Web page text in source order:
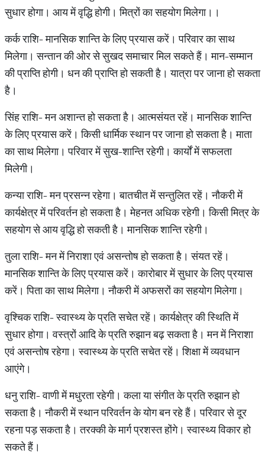
सुधार होगा। आय में वृद्धि होगी। मित्रों का सहयोग मिलेगा।।
कर्क राशि- मानसिक शान्ति‍ के लिए प्रयास करें। परिवार का साथ
मिलेगा। सन्तान की ओर से सुखद समाचार मिल सकते हैं। मान-सम्मान
की प्राप्ति‍ होगी। धन की प्राप्ति‍ हो सकती है। यात्रा पर जाना हो सकता
है।
सिंह राशि- मन अशान्त हो सकता है। आत्मसंयत रहें। मानसिक शान्ति‍
के लिए प्रयास करें। किसी धार्मिक स्थान पर जाना हो सकता है। माता
का साथ मिलेगा। परिवार में सुख-शान्ति रहेगी। कार्यों में सफलता
मिलेगी।
कन्या राशि- मन प्रसन्न रहेगा। बातचीत में सन्तुलित रहें। नौकरी में
कार्यक्षेत्र में परिवर्तन हो सकता है। मेहनत अधिक रहेगी। किसी मित्र के
सहयोग से आय वृद्धि हो सकती है। मानसिक शान्ति रहेगी।
तुला राशि- मन में निराशा एवं असन्तोष हो सकता है। संयत रहें।
मानसिक शान्ति‍ के लिए प्रयास करें। कारोबार में सुधार के लिए प्रयास
करें। पिता का साथ मिलेगा। नौकरी में अफसरों का सहयोग मिलेगा।
वृश्चिक राशि- स्वास्थ्‍य के प्रति सचेत रहें। कार्यक्षेत्र की स्थिति में
सुधार होगा। वस्त्रों आदि के प्रति रुझान बढ़ सकता है। मन में निराशा
एवं असन्तोष रहेगा। स्वास्थ्‍य के प्रति सचेत रहें। शिक्षा में व्यवधान
आएंगे।
धनु राशि- वाणी में मधुरता रहेगी। कला या संगीत के प्रति रुझान हो
सकता है। नौकरी में स्थान परिवर्तन के योग बन रहे हैं। परिवार से दूर
रहना पड़ सकता है। तरक्की के मार्ग प्रशस्त होंगे। स्वास्थ्य विकार हो
सकते हैं।